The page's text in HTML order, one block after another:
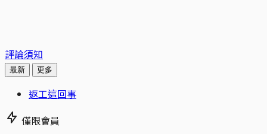
評論須知
最新 更多
返工這回事
僅限會員